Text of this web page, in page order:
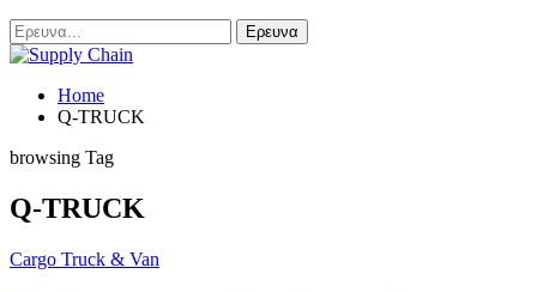
Home
Q-TRUCK
browsing Tag
Q-TRUCK
Cargo Truck & Van